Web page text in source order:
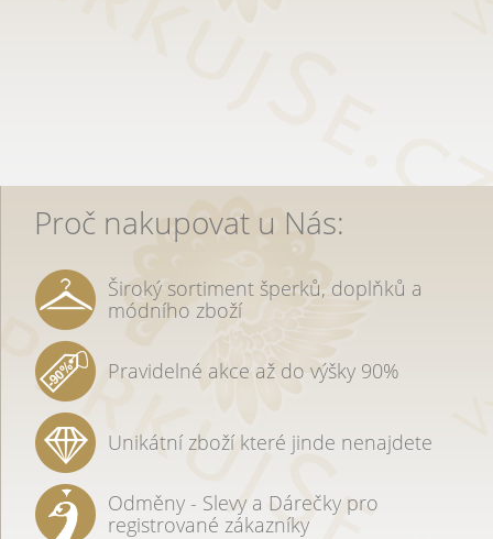
Proč nakupovat u Nás:
Široký sortiment šperků, doplňků a
módního zboží
Pravidelné akce až do výšky 90%
Unikátní zboží které jinde nenajdete
Odměny - Slevy a Dárečky pro
registrované zákazníky